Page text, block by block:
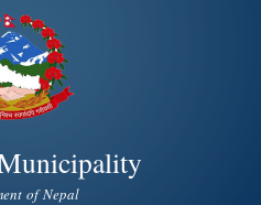
of Nepal